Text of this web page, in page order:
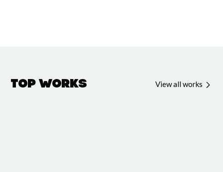
Top Works View all works